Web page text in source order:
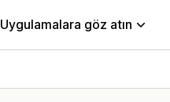
Uygulamalara göz atın